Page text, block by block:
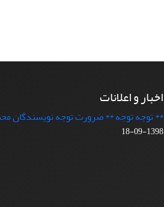
اخبار و اعلانات
** توجه توجه ** ضرورت توجه نویسندگان
1398-09-18